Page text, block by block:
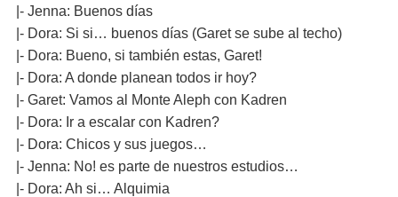
|- Jenna: Buenos días
|- Dora: Si si… buenos días (Garet se sube al techo)
|- Dora: Bueno, si también estas, Garet!
|- Dora: A donde planean todos ir hoy?
|- Garet: Vamos al Monte Aleph con Kadren
|- Dora: Ir a escalar con Kadren?
|- Dora: Chicos y sus juegos…
|- Jenna: No! es parte de nuestros estudios…
|- Dora: Ah si… Alquimia